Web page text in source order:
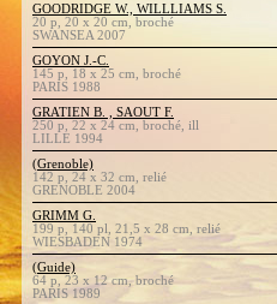
GOODRIDGE W., WILLLIAMS S.
20 p, 20 x 20 cm, broché
SWANSEA 2007
GOYON J.-C.
145 p, 18 x 25 cm, broché
PARIS 1988
GRATIEN B. , SAOUT F.
250 p, 22 x 24 cm, broché, ill
LILLE 1994
(Grenoble)
142 p, 24 x 32 cm, relié
GRENOBLE 2004
GRIMM G.
199 p, 140 pl, 21,5 x 28 cm, relié
WIESBADEN 1974
(Guide)
64 p, 23 x 12 cm, broché
PARIS 1989